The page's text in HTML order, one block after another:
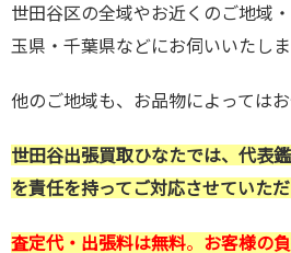
世田谷区の全域やお近くのご地域
玉県・千葉県などにお伺いいたしま
他のご地域も、お品物によってはお
世田谷出張買取ひなたでは、代表
を責任を持ってご対応させていただ
査定代・出張料は無料。 お客様の